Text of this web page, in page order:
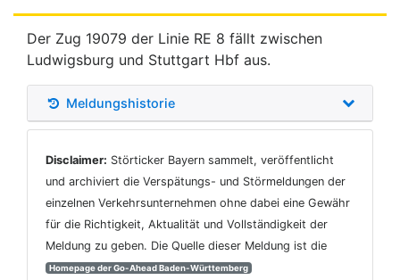
Der Zug 19079 der Linie RE 8 fällt zwischen
Ludwigsburg und Stuttgart Hbf aus.
Meldungshistorie
Disclaimer: Störticker Bayern sammelt, veröffentlicht
und archiviert die Verspätungs- und Störmeldungen der
einzelnen Verkehrsunternehmen ohne dabei eine Gewähr
für die Richtigkeit, Aktualität und Vollständigkeit der
Meldung zu geben. Die Quelle dieser Meldung ist die
Homepage der Go-Ahead Baden-Württemberg